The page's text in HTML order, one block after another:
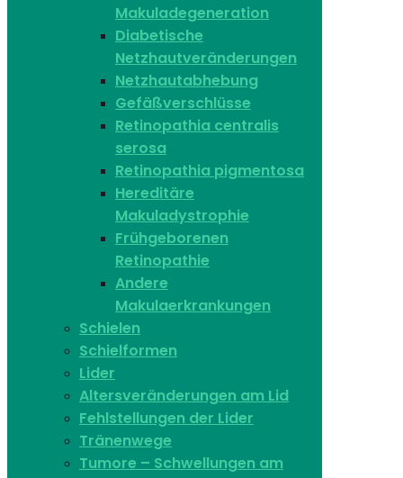
Makuladegeneration
Diabetische
Netzhautveränderungen
Netzhautabhebung
Gefäßverschlüsse
Retinopathia centralis
serosa
Retinopathia pigmentosa
Hereditäre
Makuladystrophie
Frühgeborenen
Retinopathie
Andere
Makulaerkrankungen
Schielen
Schielformen
Lider
Altersveränderungen am Lid
Fehlstellungen der Lider
Tränenwege
Tumore – Schwellungen am